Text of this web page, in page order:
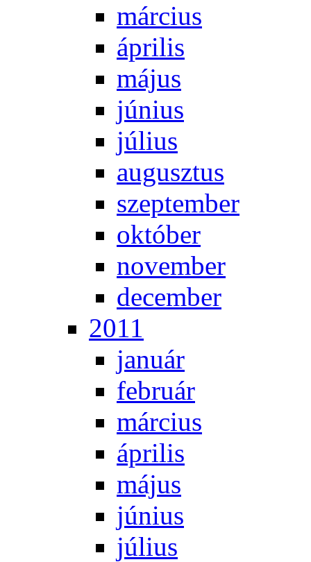
már­ci­us
áp­ri­lis
má­jus
jú­ni­us
jú­li­us
au­gusz­tus
szep­tem­ber
ok­tó­ber
no­vem­ber
de­cem­ber
2011
ja­nu­ár
feb­ru­ár
már­ci­us
áp­ri­lis
má­jus
jú­ni­us
jú­li­us